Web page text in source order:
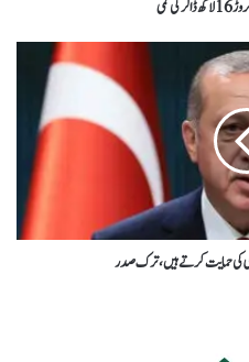
کی حمایت کرتے ہیں،ترک صدر